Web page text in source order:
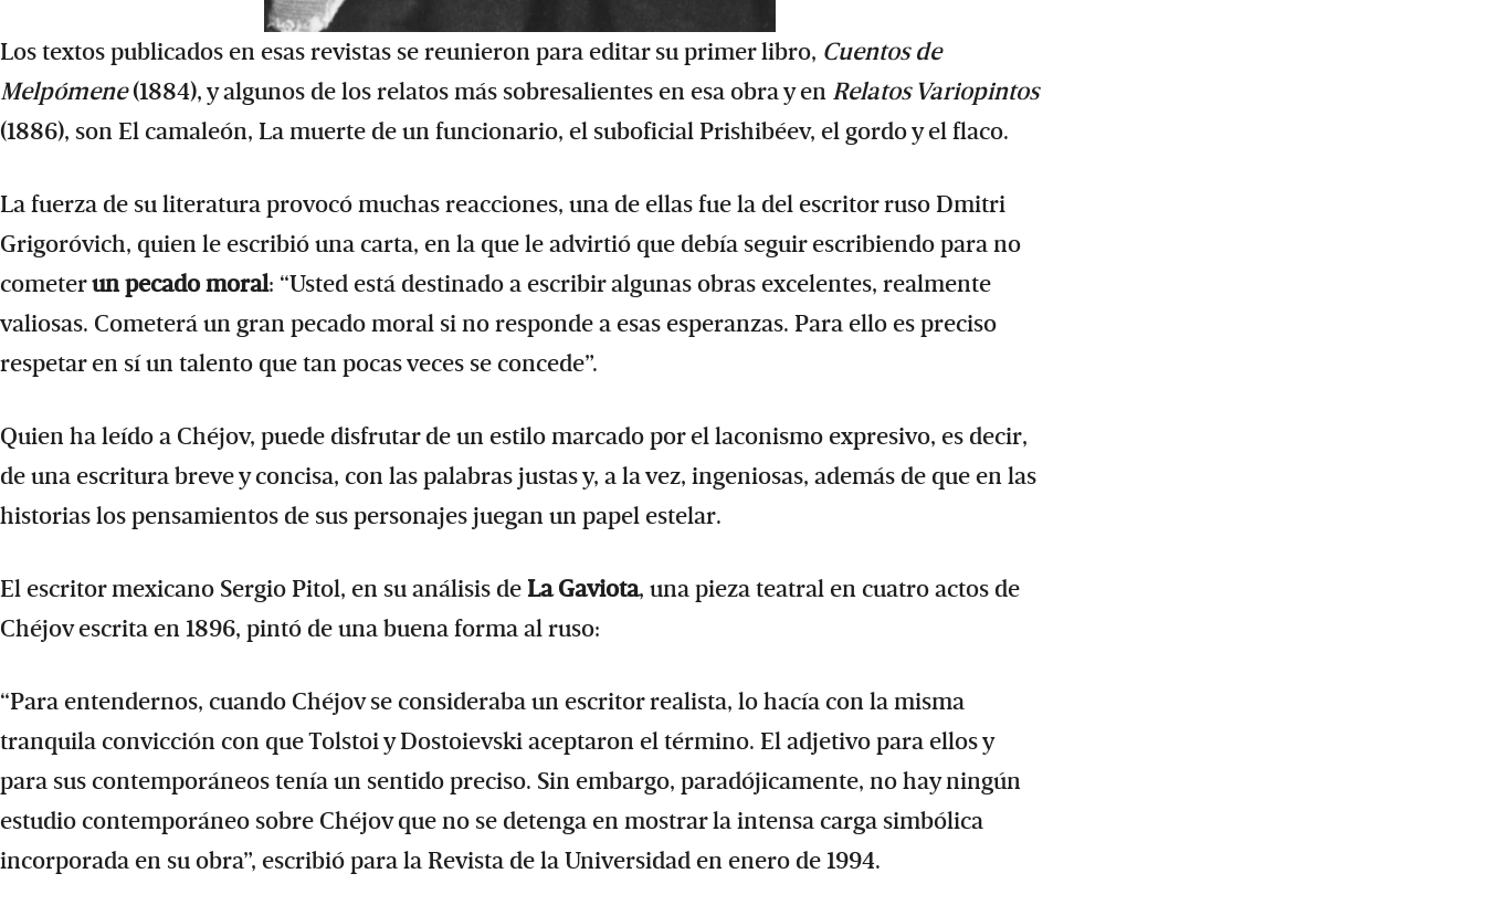
Los textos publicados en esas revistas se reunieron para editar su primer libro, Cuentos de
Melpómene(1884), y algunos de los relatos más sobresalientes en esa obra y en Relatos Variopintos
(1886), son El camaleón, La muerte de un funcionario, el suboficial Prishibéev, el gordo y el flaco.
La fuerza de su literatura provocó muchas reacciones, una de ellas fue la del escritor ruso Dmitri
Grigoróvich, quien le escribió una carta, en la que le advirtió que debía seguir escribiendo para no
cometerun pecado moral: “Usted está destinado a escribir algunas obras excelentes, realmente
valiosas. Cometerá un gran pecado moral si no responde a esas esperanzas. Para ello es preciso
respetar en sí un talento que tan pocas veces se concede”.
Quien ha leído a Chéjov, puede disfrutar de un estilo marcado por el laconismo expresivo, es decir,
de una escritura breve y concisa, con las palabras justas y, a la vez, ingeniosas, además de que en las
historias los pensamientos de sus personajes juegan un papel estelar.
El escritor mexicano Sergio Pitol, en su análisis de La Gaviota, una pieza teatral en cuatro actos de
Chéjov escrita en 1896, pintó de una buena forma al ruso:
“Para entendernos, cuando Chéjov se consideraba un escritor realista, lo hacía con la misma
tranquila convicción con que Tolstoi y Dostoievski aceptaron el término. El adjetivo para ellos y
para sus contemporáneos tenía un sentido preciso. Sin embargo, paradójicamente, no hay ningún
estudio contemporáneo sobre Chéjov que no se detenga en mostrar la intensa carga simbólica
incorporada en su obra”, escribiópara la Revista de la Universidad en enero de 1994.